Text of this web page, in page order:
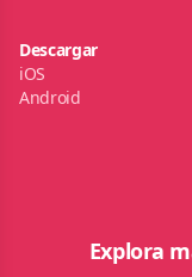
Descargar
iOS
Android
Explora